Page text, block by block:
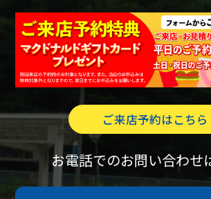
ご来店予約はこちら
お電話でのお問い合わせ